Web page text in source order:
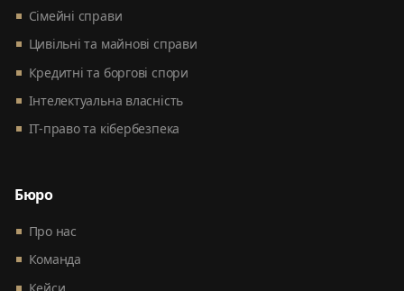
Сімейні справи
Цивільні та майнові справи
Кредитні та боргові спори
Інтелектуальна власність
ІТ-право та кібербезпека
Бюро
Про нас
Команда
Кейси